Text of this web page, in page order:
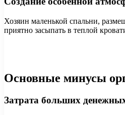
Хозяин маленькой спальни,
приятно засыпать в теплой
Основные минусы
Затрата больших